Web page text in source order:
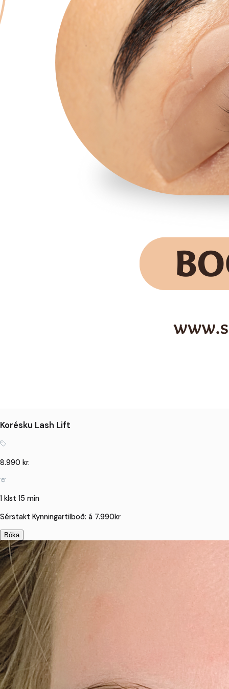
Korésku Lash Lift
8.990 kr.
1 klst 15 mín
Sérstakt Kynningartilboð: á 7.990kr
Bóka